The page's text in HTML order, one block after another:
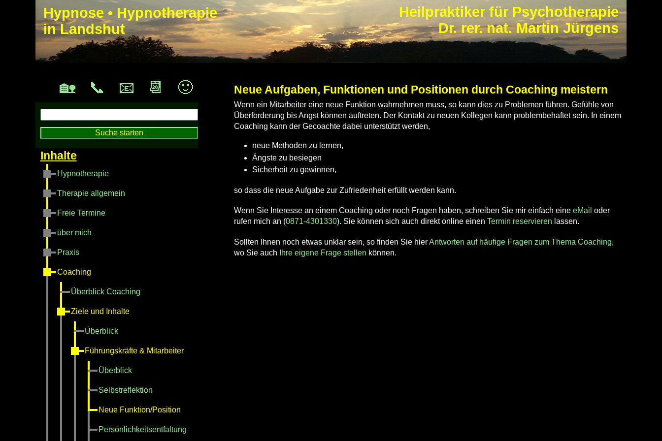
Hypnose • Hypnotherapie
in Landshut
Heilpraktiker für Psychotherapie
Dr. rer. nat. Martin Jürgens
Hypnotherapie
Therapie allgemein
Freie Termine
über mich
Praxis
Coaching
Überblick Coaching
Ziele und Inhalte
Überblick
Führungskräfte & Mitarbeiter
Überblick
Selbstreflektion
Neue Funktion/Position
Persönlichkeitsentfaltung
🏡 📞 📧 📆 🙂 Neue Aufgaben, Funktionen und Positionen durch Coaching meistern
Wenn ein Mitarbeiter eine neue Funktion wahrnehmen muss, so kann dies zu Problemen führen. Gefühle von
Überforderung bis Angst können auftreten. Der Kontakt zu neuen Kollegen kann problembehaftet sein. In einem
Coaching kann der Gecoachte dabei unterstützt werden,
neue Methoden zu lernen,
Ängste zu besiegen
Sicherheit zu gewinnen,
so dass die neue Aufgabe zur Zufriedenheit erfüllt werden kann.
Wenn Sie Interesse an einem Coaching oder noch Fragen haben, schreiben Sie mir einfach eineeMail oder
rufen mich an (0871-4301330). Sie können sich auch direkt online einenTermin reservieren lassen.
Sollten Ihnen noch etwas unklar sein, so finden Sie hierAntworten auf häufige Fragen zum Thema Coaching,
wo Sie auch
Ihre eigene Frage stellen können.